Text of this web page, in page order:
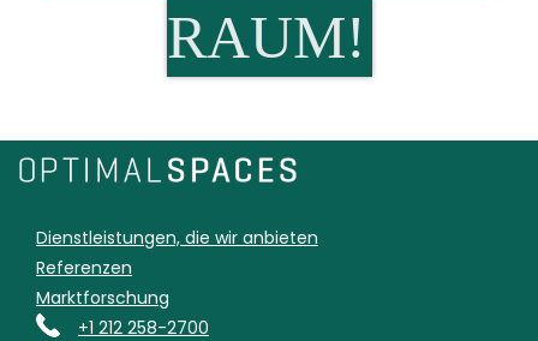
RAUM!
Dienstleistungen, die wir anbieten
Referenzen
Marktforschung
+1 212 258-2700